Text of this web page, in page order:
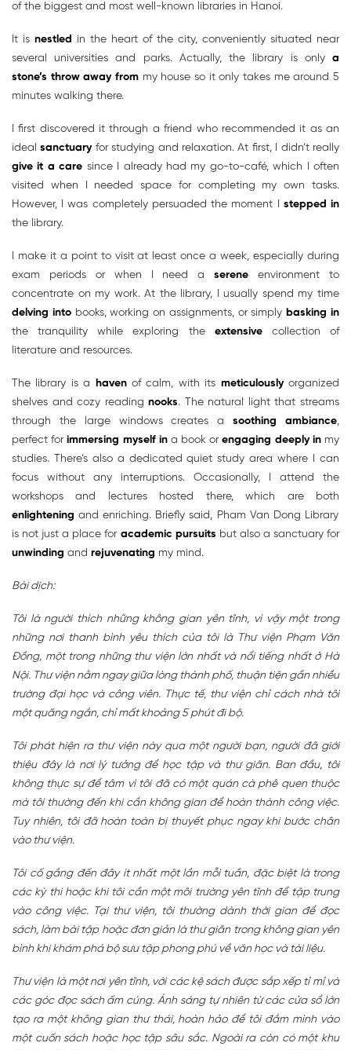
of the biggest and most well-known libraries in Hanoi.
It is nestled in the heart of the city, conveniently situated near
several universities and parks. Actually, the library is onlya
stone’s throw away from my house so it only takes me around 5
minutes walking there.
I first discovered it through a friend who recommended it as an
ideal sanctuary for studying and relaxation. At first, I didn’t really
give it a care since I already had my go-to-café, which I often
visited when I needed space for completing my own tasks.
However, I was completely persuaded the moment I stepped in
the library.
I make it a point to visit at least once a week, especially during
exam periods or when I need aserene environment to
concentrate on my work. At the library, I usually spend my time
delving intobooks, working on assignments, or simply basking in
the tranquility while exploring the extensivecollection of
literature and resources.
The library is a havenof calm, with its meticulouslyorganized
shelves and cozy reading nooks. The natural light that streams
through the large windows creates asoothing ambiance,
perfect forimmersing myself ina book orengaging deeply inmy
studies. There’s also a dedicated quiet study area where I can
focus without any interruptions. Occasionally, I attend the
workshops and lectures hosted there, which are both
enlightening and enriching. Briefly said, Pham Van Dong Library
is not just a place for academic pursuits but also a sanctuary for
unwinding and rejuvenating my mind.
Bài dịch:
Tôi là người thích những không gian yên tĩnh, vì vậy một trong
những nơi thanh bình yêu thích của tôi là Thư viện Phạm Văn
Đồng, một trong những thư viện lớn nhất và nổi tiếng nhất ở Hà
Nội. Thư viện nằm ngay giữa lòng thành phố, thuận tiện gần nhiều
trường đại học và công viên. Thực tế, thư viện chỉ cách nhà tôi
một quãng ngắn, chỉ mất khoảng 5 phút đi bộ.
Tôi phát hiện ra thư viện này qua một người bạn, người đã giới
thiệu đây là nơi lý tưởng để học tập và thư giãn. Ban đầu, tôi
không thực sự để tâm vì tôi đã có một quán cà phê quen thuộc
mà tôi thường đến khi cần không gian để hoàn thành công việc.
Tuy nhiên, tôi đã hoàn toàn bị thuyết phục ngay khi bước chân
vào thư viện.
Tôi cố gắng đến đây ít nhất một lần mỗi tuần, đặc biệt là trong
các kỳ thi hoặc khi tôi cần một môi trường yên tĩnh để tập trung
vào công việc. Tại thư viện, tôi thường dành thời gian để đọc
sách, làm bài tập hoặc đơn giản là thư giãn trong không gian yên
bình khi khám phá bộ sưu tập phong phú về văn học và tài liệu.
Thư viện là một nơi yên tĩnh, với các kệ sách được sắp xếp tỉ mỉ và
các góc đọc sách ấm cúng. Ánh sáng tự nhiên từ các cửa sổ lớn
tạo ra một không gian thư thái, hoàn hảo để tôi đắm mình vào
một cuốn sách hoặc học tập sâu sắc. Ngoài ra còn có một khu